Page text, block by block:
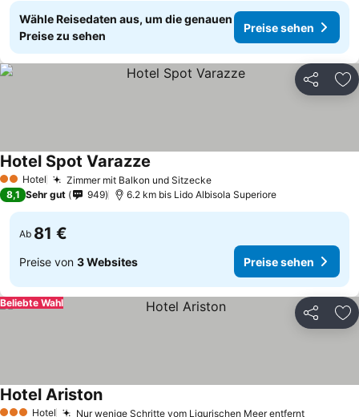
Wähle Reisedaten aus, um die genauen
Preise zu sehen
Preise sehen
Teilen
2 Sterne
Hotel Zimmer mit Balkon und Sitzecke
Hotel Spot Varazze
8,1 Sehr gut 949 6.2 km bis Lido Albisola Superiore
Ab 81 €
Preise von 3 Websites Preise sehen
Teilen
Beliebte Wahl
Hotel Nur wenige Schritte vom Ligurischen Meer entfernt
Hotel Ariston